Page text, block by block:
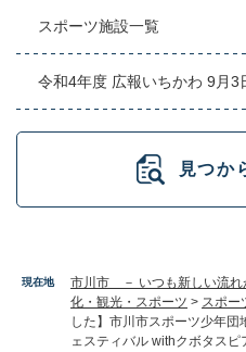
現在地 市川市 － いつも新しい流れ
化・観光・スポーツ > スポー
した】市川市スポーツ少年
ェスティバル withクボタスピ
スポーツ施設一覧
令和4年度 広報いちかわ 9月3
見つか